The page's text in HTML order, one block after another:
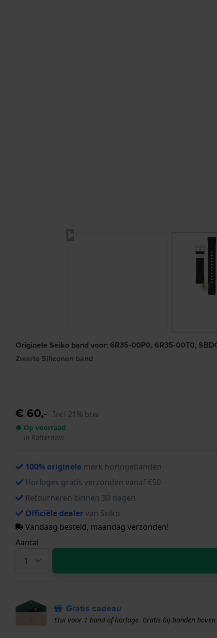
Originele Seiko band voor: 6R35-00P0, 6R35-00T0,
Zwarte Siliconen band
€ 60,- Incl 21% btw
● Op voorraad
in Rotterdam
100% originele merk horlogebanden
Horloges gratis verzonden vanaf €50
Retourneren binnen 30 dagen
Officiële dealervan Seiko
Vandaag besteld, maandag verzonden!
Aantal
Gratis cadeau
Etui voor 1 band of horloge. Gratis bij banden